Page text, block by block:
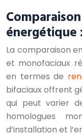
énergétique
La comparaison
et monofaciaux
en termes de
bifaciaux offrent
qui peut varier
homologues
d’installation et